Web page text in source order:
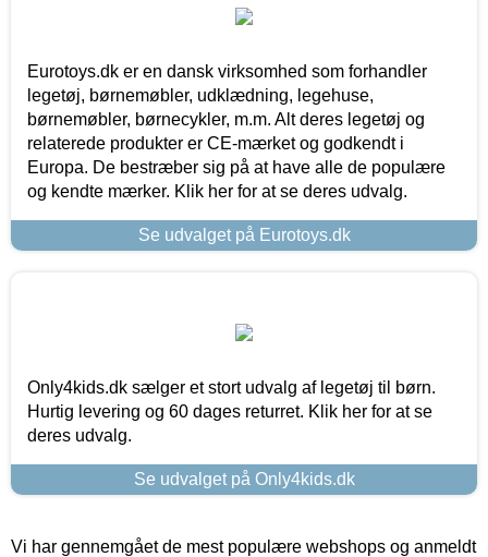
Eurotoys.dk er en dansk virksomhed som forhandler
legetøj, børnemøbler, udklædning, legehuse,
børnemøbler, børnecykler, m.m. Alt deres legetøj og
relaterede produkter er CE-mærket og godkendt i
Europa. De bestræber sig på at have alle de populære
og kendte mærker. Klik her for at se deres udvalg.
Se udvalget på Eurotoys.dk
Only4kids.dk sælger et stort udvalg af legetøj til børn.
Hurtig levering og 60 dages returret. Klik her for at se
deres udvalg.
Se udvalget på Only4kids.dk
Vi har gennemgået de mest populære webshops og anmeldt